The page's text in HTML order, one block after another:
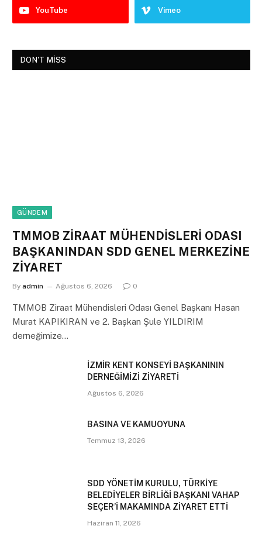
YouTube Vimeo
DON'T MISS
GÜNDEM
TMMOB ZİRAAT MÜHENDİSLERİ ODASI
BAŞKANINDAN SDD GENEL MERKEZİNE
ZİYARET
By admin Ağustos 6, 2026 0
TMMOB Ziraat Mühendisleri Odası Genel Başkanı Hasan
Murat KAPIKIRAN ve 2. Başkan Şule YILDIRIM
derneğimize…
İZMİR KENT KONSEYİ BAŞKANININ
DERNEĞİMİZİ ZİYARETİ
Ağustos 6, 2026
BASINA VE KAMUOYUNA
Temmuz 13, 2026
SDD YÖNETİM KURULU, TÜRKİYE
BELEDİYELER BİRLİĞİ BAŞKANI VAHAP
SEÇER’İ MAKAMINDA ZİYARET ETTİ
Haziran 11, 2026